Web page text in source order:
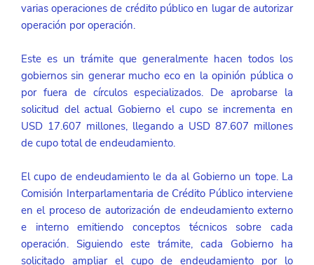
varias operaciones de crédito público en lugar de autorizar
operación por operación.
Este es un trámite que generalmente hacen todos los
gobiernos sin generar mucho eco en la opinión pública o
por fuera de círculos especializados. De aprobarse la
solicitud del actual Gobierno el cupo se incrementa en
USD 17.607 millones, llegando a USD 87.607 millones
de cupo total de endeudamiento.
El cupo de endeudamiento le da al Gobierno un tope. La
Comisión Interparlamentaria de Crédito Público interviene
en el proceso de autorización de endeudamiento externo
e interno emitiendo conceptos técnicos sobre cada
operación. Siguiendo este trámite, cada Gobierno ha
solicitado ampliar el cupo de endeudamiento por lo